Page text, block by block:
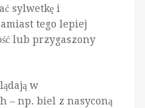
sylwetkę i
tego lepiej
lub przygaszony
w
– np. biel z nasyconą